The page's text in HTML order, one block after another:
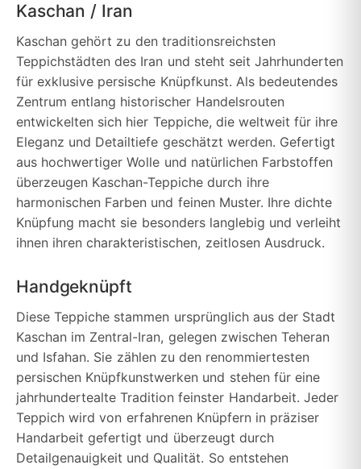
Kaschan / Iran
Kaschan gehört zu den traditionsreichsten
Teppichstädten des Iran und steht seit Jahrhunderten
für exklusive persische Knüpfkunst. Als bedeutendes
Zentrum entlang historischer Handelsrouten
entwickelten sich hier Teppiche, die weltweit für ihre
Eleganz und Detailtiefe geschätzt werden. Gefertigt
aus hochwertiger Wolle und natürlichen Farbstoffen
überzeugen Kaschan-Teppiche durch ihre
harmonischen Farben und feinen Muster. Ihre dichte
Knüpfung macht sie besonders langlebig und verleiht
ihnen ihren charakteristischen, zeitlosen Ausdruck.
Handgeknüpft
Diese Teppiche stammen ursprünglich aus der Stadt
Kaschan im Zentral-Iran, gelegen zwischen Teheran
und Isfahan. Sie zählen zu den renommiertesten
persischen Knüpfkunstwerken und stehen für eine
jahrhundertealte Tradition feinster Handarbeit. Jeder
Teppich wird von erfahrenen Knüpfern in präziser
Handarbeit gefertigt und überzeugt durch
Detailgenauigkeit und Qualität. So entstehen